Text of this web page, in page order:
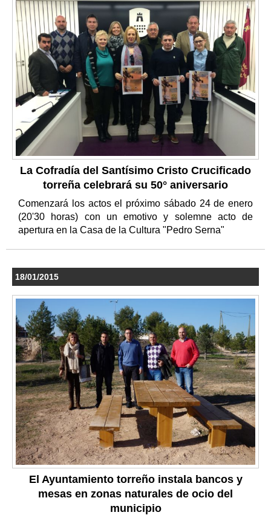
La Cofradía del Santísimo Cristo Crucificado
torreña celebrará su 50° aniversario
Comenzará los actos el próximo sábado 24 de enero
(20'30 horas) con un emotivo y solemne acto de
apertura en la Casa de la Cultura "Pedro Serna"
18/01/2015
El Ayuntamiento torreño instala bancos y
mesas en zonas naturales de ocio del
municipio